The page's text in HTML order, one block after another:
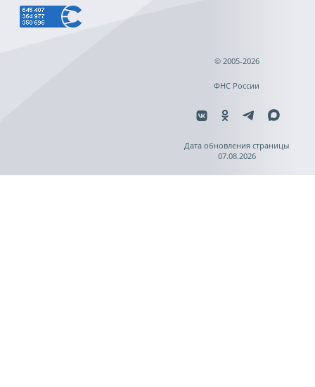
© 2005-2026
ФНС России
Дата обновления страницы
07.08.2026